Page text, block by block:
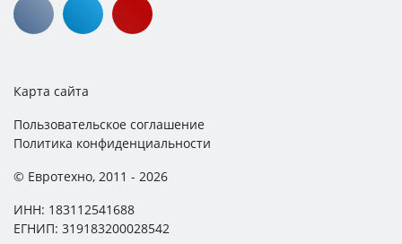
Карта сайта
Пользовательское соглашение
Политика конфиденциальности
© Евротехно, 2011 - 2026
ИНН: 183112541688
ЕГНИП: 319183200028542